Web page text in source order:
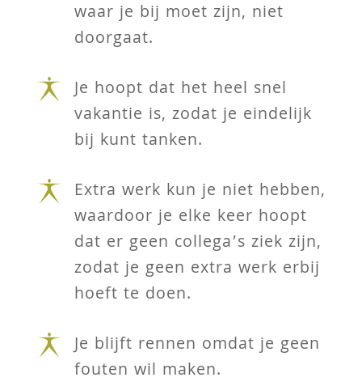
waar je bij moet zijn, niet
doorgaat.
Je hoopt dat het heel snel
vakantie is, zodat je eindelijk
bij kunt tanken.
Extra werk kun je niet hebben,
waardoor je elke keer hoopt
dat er geen collega’s ziek zijn,
zodat je geen extra werk erbij
hoeft te doen.
Je blijft rennen omdat je geen
fouten wil maken.